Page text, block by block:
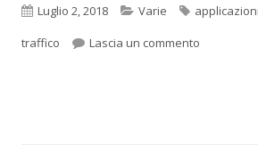
Pubblicato
Luglio 2, 2018 Categorie
Varie Tag
applicazioni
traffico
Lascia un commento